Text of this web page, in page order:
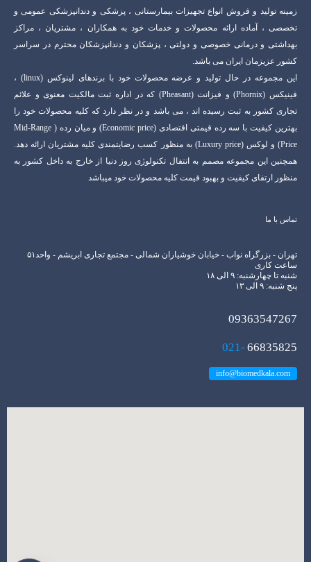
زمینه تولید و فروش انواع تجهیزات بیمارستانی ، پزشکی و دندانپزشکی عمومی و
تخصصی ، آماده ارائه محصولات و خدمات خود به همکاران ، مشتریان ، مراکز
بهداشتی و درمانی خصوصی و دولتی ، پزشکان و دندانپزشکان محترم در سراسر
کشور عزیزمان ایران می باشد.
این مجموعه در حال تولید و عرضه محصولات خود با برندهای لینوکس (linux) ،
فینیکس (Phornix) و فیزانت (Pheasant) که در اداره ثبت مالکیت معنوی و علائم
تجاری کشور به ثبت رسیده اند ، می باشد و در نظر دارد که کلیه محصولات خود را
بهترین کیفیت با سه رده قیمتی اقتصادی (Economic price) و میان رده ( Mid-Range
Price) و لوکس (Luxury price) به منظور کسب رضایتمندی کلیه مشتریان ارائه دهد.
همچنین این مجموعه مصمم به انتفال تکنولوژی روز دنیا از خارج به داخل کشور به
منظور ارتفای کیفیت و بهبود قیمت کلیه محصولات خود میباشد
تماس با ما
تهران - بزرگراه نواب - خیابان خوشیاران شمالی - مجتمع تجاری ابریشم - واحد۵۱
ساعت کاری
شنبه تا چهارشنبه: ۹ الی ۱۸
پنج شنبه: ۹ الی ۱۳
09363547267
021- 66835825
info@biomedkala.com